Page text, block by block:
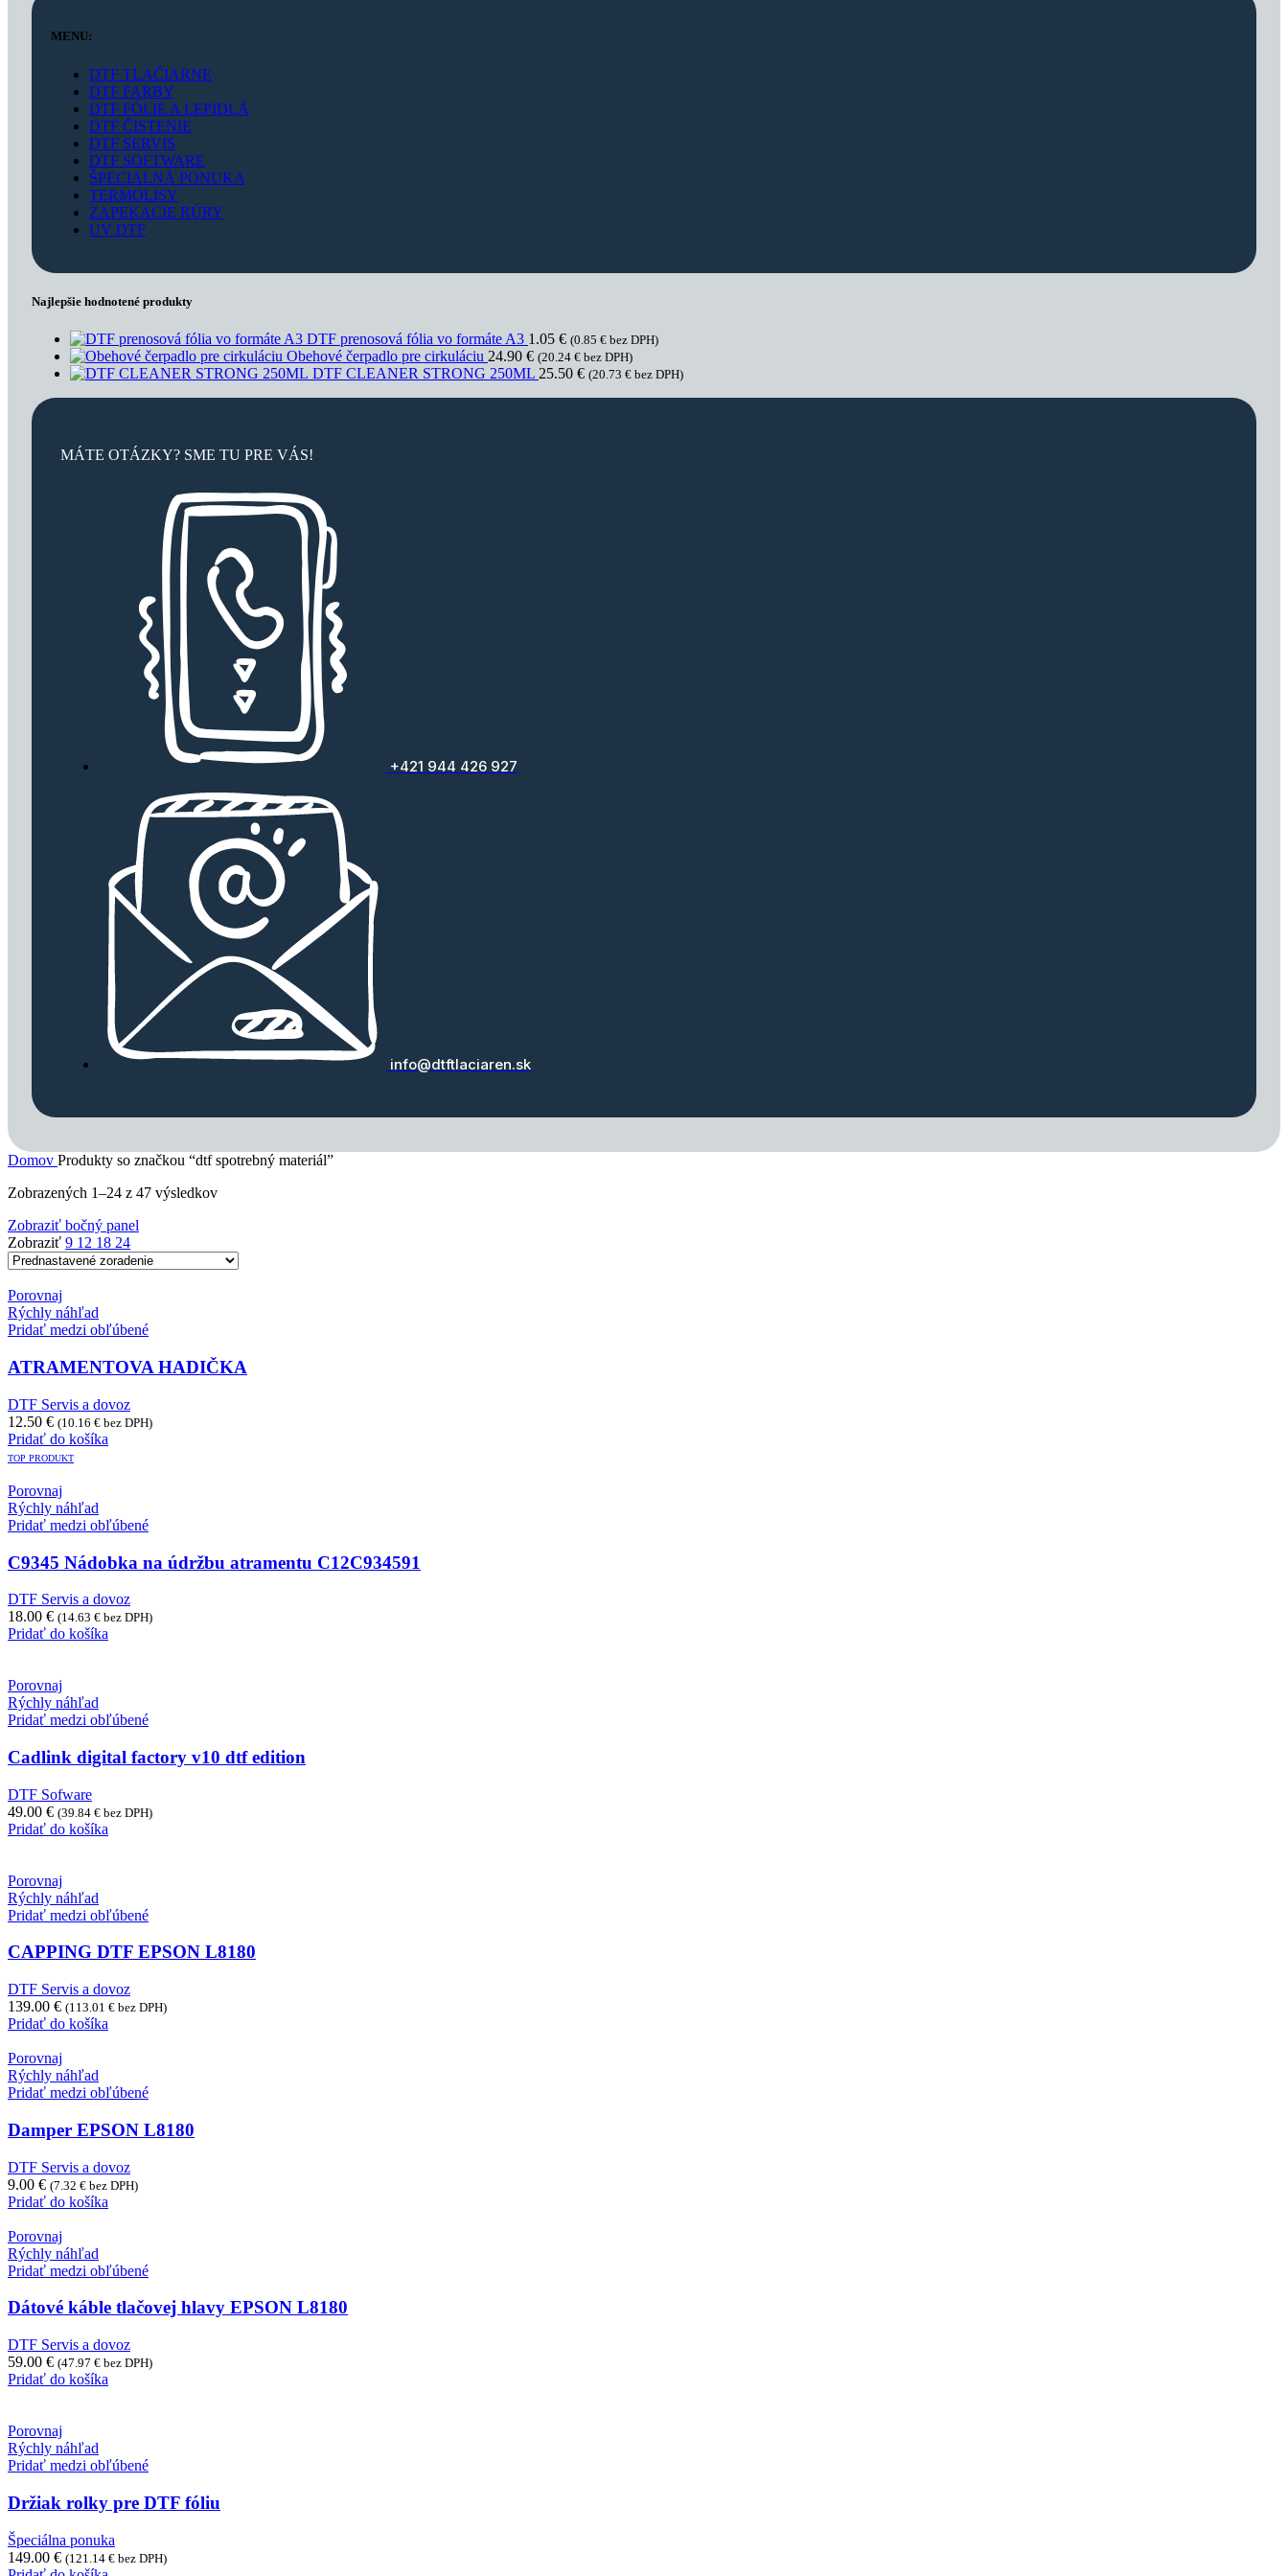
MENU:
DTF TLAČIARNE
DTF FARBY
DTF FÓLIE A LEPIDLÁ
DTF ČISTENIE
DTF SERVIS
DTF SOFTWARE
ŠPECIALNÁ PONUKA
TERMOLISY
ZAPEKACIE RÚRY
UV DTF
Najlepšie hodnotené produkty
DTF prenosová fólia vo formáte A3 1.05 € (0.85 € bez DPH)
Obehové čerpadlo pre cirkuláciu 24.90 € (20.24 € bez DPH)
DTF CLEANER STRONG 250ML 25.50 € (20.73 € bez DPH)
MÁTE OTÁZKY? SME TU PRE VÁS!
+421 944 426 927
info@dtftlaciaren.sk
Domov Produkty so značkou “dtf spotrebný materiál”
Zobrazených 1–24 z 47 výsledkov
Zobraziť bočný panel
Zobraziť 9 12 18 24
Porovnaj
Rýchly náhľad
Pridať medzi obľúbené
ATRAMENTOVA HADIČKA
DTF Servis a dovoz
12.50 € (10.16 € bez DPH)
Pridať do košíka
TOP PRODUKT
Porovnaj
Rýchly náhľad
Pridať medzi obľúbené
C9345 Nádobka na údržbu atramentu C12C934591
DTF Servis a dovoz
18.00 € (14.63 € bez DPH)
Pridať do košíka
Porovnaj
Rýchly náhľad
Pridať medzi obľúbené
Cadlink digital factory v10 dtf edition
DTF Sofware
49.00 € (39.84 € bez DPH)
Pridať do košíka
Porovnaj
Rýchly náhľad
Pridať medzi obľúbené
CAPPING DTF EPSON L8180
DTF Servis a dovoz
139.00 € (113.01 € bez DPH)
Pridať do košíka
Porovnaj
Rýchly náhľad
Pridať medzi obľúbené
Damper EPSON L8180
DTF Servis a dovoz
9.00 € (7.32 € bez DPH)
Pridať do košíka
Porovnaj
Rýchly náhľad
Pridať medzi obľúbené
Dátové káble tlačovej hlavy EPSON L8180
DTF Servis a dovoz
59.00 € (47.97 € bez DPH)
Pridať do košíka
Porovnaj
Rýchly náhľad
Pridať medzi obľúbené
Držiak rolky pre DTF fóliu
Špeciálna ponuka
149.00 € (121.14 € bez DPH)